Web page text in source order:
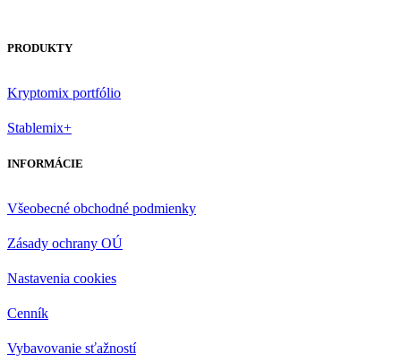
PRODUKTY
Kryptomix portfólio
Stablemix+
INFORMÁCIE
Všeobecné obchodné podmienky
Zásady ochrany OÚ
Nastavenia cookies
Cenník
Vybavovanie sťažností